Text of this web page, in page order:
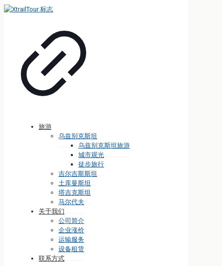
旅游
乌兹别克斯坦
乌兹别克斯坦旅游
城市观光
徒步旅行
吉尔吉斯斯坦
土库曼斯坦
塔吉克斯坦
马尔代夫
关于我们
公司简介
企业涨价
运输服务
设备租赁
联系方式